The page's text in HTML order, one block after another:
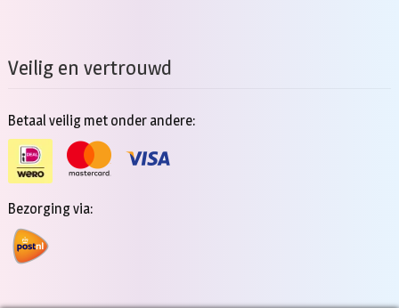
Veilig en vertrouwd
Betaal veilig met onder andere:
Bezorging via: